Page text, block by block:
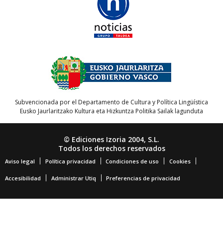
Subvencionada por el Departamento de Cultura y Política Lingüística
Eusko Jaurlaritzako Kultura eta Hizkuntza Politika Sailak lagunduta
© Ediciones Izoria 2004, S.L.
Todos los derechos reservados
Aviso legal Política privacidad Condiciones de uso Cookies
Accesibilidad Administrar Utiq Preferencias de privacidad